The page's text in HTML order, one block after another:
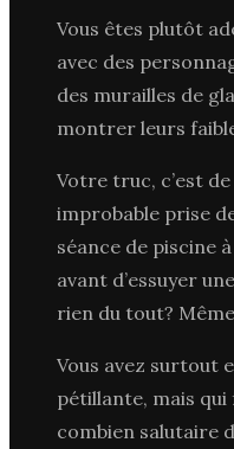
Vous êtes plutôt
avec des
des murailles de
montrer leurs
Votre truc, c’est
improbable prise
séance de piscine
avant d’essuyer
rien du tout?
Vous avez surtout
pétillante, mais qui
combien salutaire